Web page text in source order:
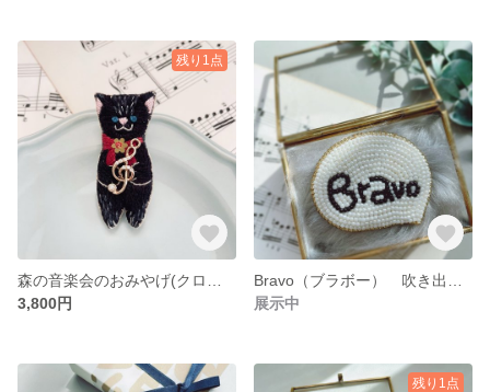
残り1点
3,800円
展示中
残り1点